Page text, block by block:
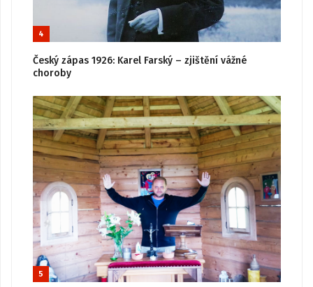
4
Český zápas 1926: Karel Farský – zjištění vážné
choroby
5